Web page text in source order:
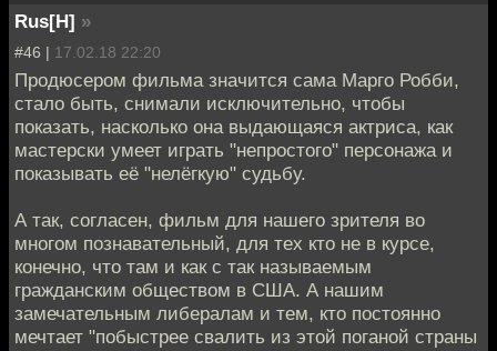
Rus[H] »
#46 | 17.02.18 22:20
Продюсером фильма значится сама Марго Робби,
стало быть, снимали исключительно, чтобы
показать, насколько она выдающаяся актриса, как
мастерски умеет играть "непростого" персонажа и
показывать её "нелёгкую" судьбу.
А так, согласен, фильм для нашего зрителя во
многом познавательный, для тех кто не в курсе,
конечно, что там и как с так называемым
гражданским обществом в США. А нашим
замечательным либералам и тем, кто постоянно
мечтает "побыстрее свалить из этой поганой страны